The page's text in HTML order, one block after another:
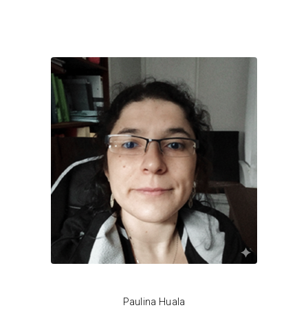
Paulina Huala